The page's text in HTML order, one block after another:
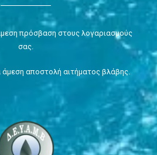
πρόσβαση στους λογαριασμούς
σας.
άμεση αποστολή αιτήματος βλάβης.